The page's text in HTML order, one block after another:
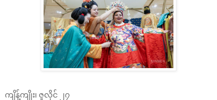
ကျိန့်ကျိုး၊ ဇူလိုင် ၂၇